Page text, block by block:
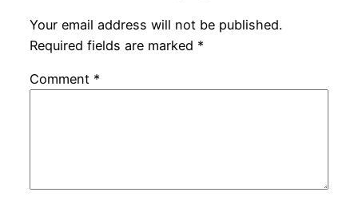
Your email address will not be published.
Required fields are marked *
Comment *